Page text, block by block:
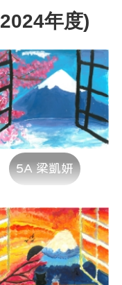
年度)
5A 梁凱妍